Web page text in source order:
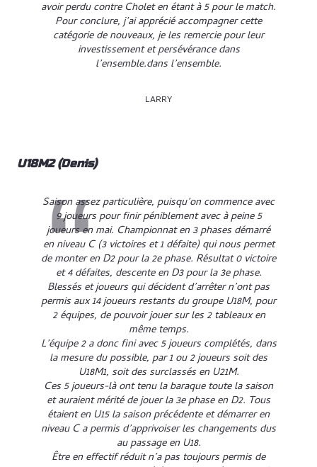
avoir perdu contre Cholet en étant à 5 pour le match.
Pour conclure, j’ai apprécié accompagner cette
catégorie de nouveaux, je les remercie pour leur
investissement et persévérance dans
l’ensemble.dans l’ensemble.
LARRY
U18M2 (Denis)
Saison assez particulière, puisqu’on commence avec
9 joueurs pour finir péniblement avec à peine 5
joueurs en mai. Championnat en 3 phases démarré
en niveau C (3 victoires et 1 défaite) qui nous permet
de monter en D2 pour la 2e phase. Résultat 0 victoire
et 4 défaites, descente en D3 pour la 3e phase.
Blessés et joueurs qui décident d’arrêter n’ont pas
permis aux 14 joueurs restants du groupe U18M, pour
2 équipes, de pouvoir jouer sur les 2 tableaux en
même temps.
L’équipe 2 a donc fini avec 5 joueurs complétés, dans
la mesure du possible, par 1 ou 2 joueurs soit des
U18M1, soit des surclassés en U21M.
Ces 5 joueurs-là ont tenu la baraque toute la saison
et auraient mérité de jouer la 3e phase en D2. Tous
étaient en U15 la saison précédente et démarrer en
niveau C a permis d’apprivoiser les changements dus
au passage en U18.
Être en effectif réduit n’a pas toujours permis de